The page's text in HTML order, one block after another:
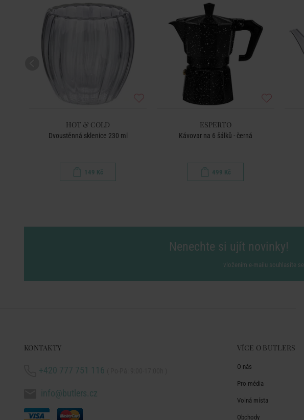
HOT & COLD
Dvoustěnná sklenice 230 ml
149 Kč
ESPERTO
Kávovar na 6 šálků - černá
499 Kč
Nenechte si ujít novinky!
vložením e-mailu souhlasíte se
KONTAKTY
+420 777 751 116
info@butlers.cz
VÍCE O BUTLERS
O nás
Pro média
Volná místa
Obchody